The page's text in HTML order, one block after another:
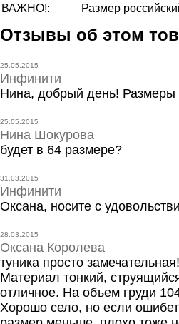
ВАЖНО!:
Размер
Отзывы об этом
25.05.2015
Инфинити
Нина, добрый день!
25.05.2015
Нина Шокурова
будет в 64 размере?
31.03.2015
Инфинити
Оксана, носите с
28.03.2015
Оксана Королева
туника просто
Материал тонкий,
отличное. На объем груди
Хорошо село, но если